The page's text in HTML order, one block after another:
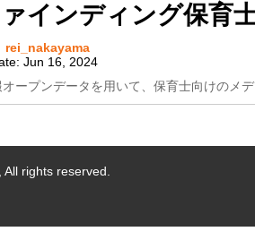
インディング保育
rei_nakayama
Jun 16, 2024
ープンデータを用いて、保育士向けのメ
All rights reserved.